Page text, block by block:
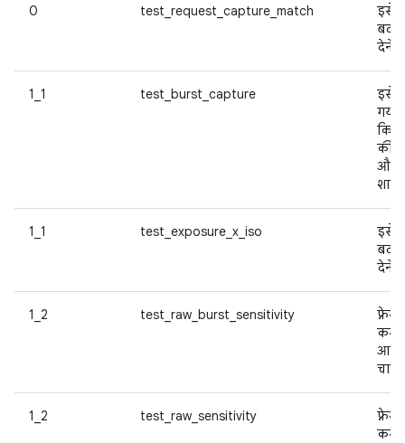
0 test_request_capture_match
इसे
देने
1_1 test_burst_capture
इसे
गया
की
और
1_1 test_exposure_x_iso
इसे
देने
1_2 test_raw_burst_sensitivity
कम
चार
1_2 test_raw_sensitivity
कम